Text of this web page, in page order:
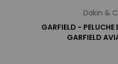
Dakin &
GARFIELD -
GARFIELD